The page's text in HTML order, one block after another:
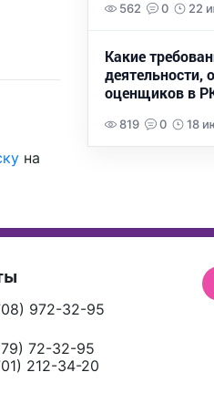
на
562 0 22
Какие
деятельности,
оценщиков в
819 0 18
972-32-95
72-32-95
212-34-20